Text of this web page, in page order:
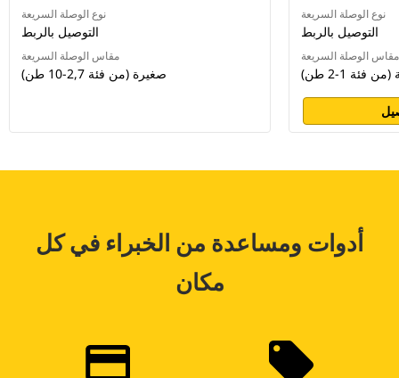
نوع الوصلة السريعة
التوصيل بالربط
مقاس الوصلة السريعة
صغيرة (من فئة 2,7-10 طن)
نوع الوصلة السريعة
التوصيل بالربط
مقاس الوصلة السريعة
فئة 1-2 طن)
أدوات ومساعدة من الخبراء في كل
مكان